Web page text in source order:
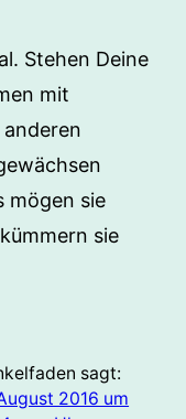
Stehen Deine
mit
mögen sie
sie
sagt:
2016 um